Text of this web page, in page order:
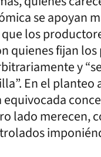
se apoyan
los
quienes fijan los
y
En el planteo
equivocada
lado merecen,